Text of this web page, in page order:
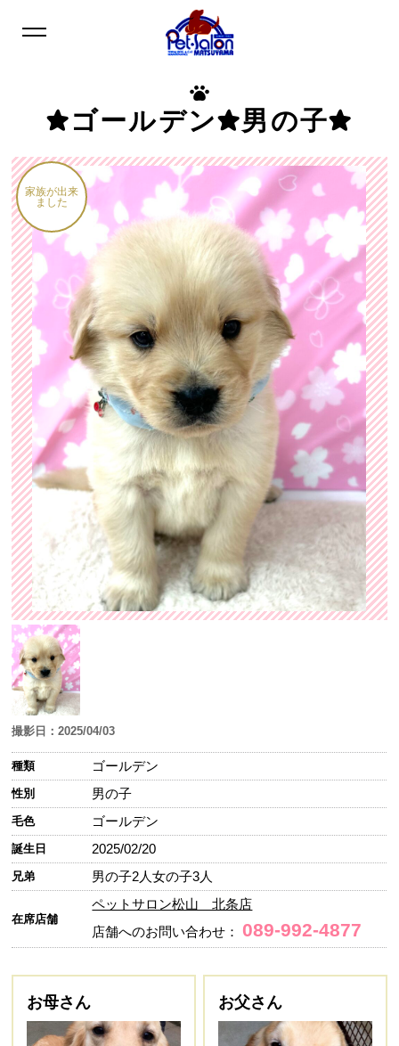
★ゴールデン★男の子★
撮影日：2025/04/03
家族が出来
ました
種類 ゴールデン
性別 男の子
毛色 ゴールデン
誕生日 2025/02/20
兄弟 男の子2人女の子3人
在席店舗
ペットサロン松山 北条店
店舗へのお問い合わせ： 089-992-4877
お母さん お父さん